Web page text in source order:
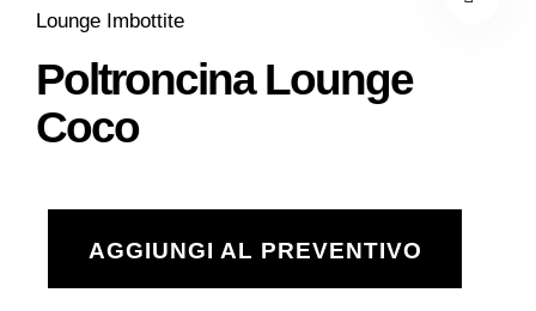
Lounge Imbottite
Poltroncina Lounge
Coco
AGGIUNGI AL PREVENTIVO